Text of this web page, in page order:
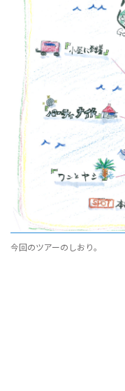
今回のツアーのしおり。